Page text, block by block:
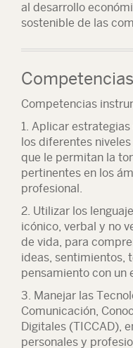
al desarrollo
sostenible de las
Competencias
1. Aplicar
los diferentes
que le permitan la
pertinentes en los
profesional.
2. Utilizar los
icónico, verbal y no
de vida, para
ideas, sentimientos,
pensamiento con un
3. Manejar las
Comunicación,
Digitales (TICCAD),
personales y